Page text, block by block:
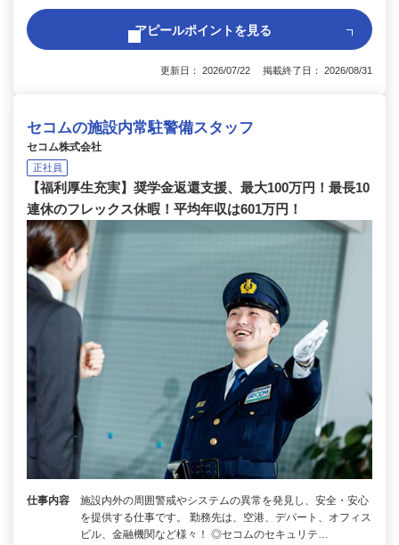
アピールポイントを見る
更新日： 2026/07/22 掲載終了日： 2026/08/31
セコムの施設内常駐警備スタッフ
セコム株式会社
正社員
【福利厚生充実】奨学金返還支援、最大100万円！最長10
連休のフレックス休暇！平均年収は601万円！
仕事内容
施設内外の周囲警戒やシステムの異常を発見し、安全・安心
を提供する仕事です。 勤務先は、空港、デパート、オフィス
ビル、金融機関など様々！ ◎セコムのセキュリテ…